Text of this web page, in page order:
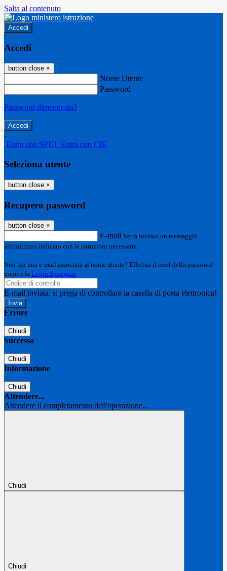
Salta al contenuto
Accedi
Accedi
button close ×
Nome Utente
Password
Password dimenticata?
-
Entra con SPID Entra con CIE
Seleziona utente
button close ×
Recupero password
button close ×
E-mail Verrà inviato un messaggio
all'indirizzo indicato con le istruzioni necessarie.
Non hai una e-mail associata al nome utente? Effettua il reset della password
tramite la Login Spaggiari
E-mail inviata, si prega di controllare la casella di posta elettronica!
Errore
Chiudi
Successo
Chiudi
Informazione
Chiudi
Attendere...
Attendere il completamento dell'operazione...
Chiudi
Chiudi